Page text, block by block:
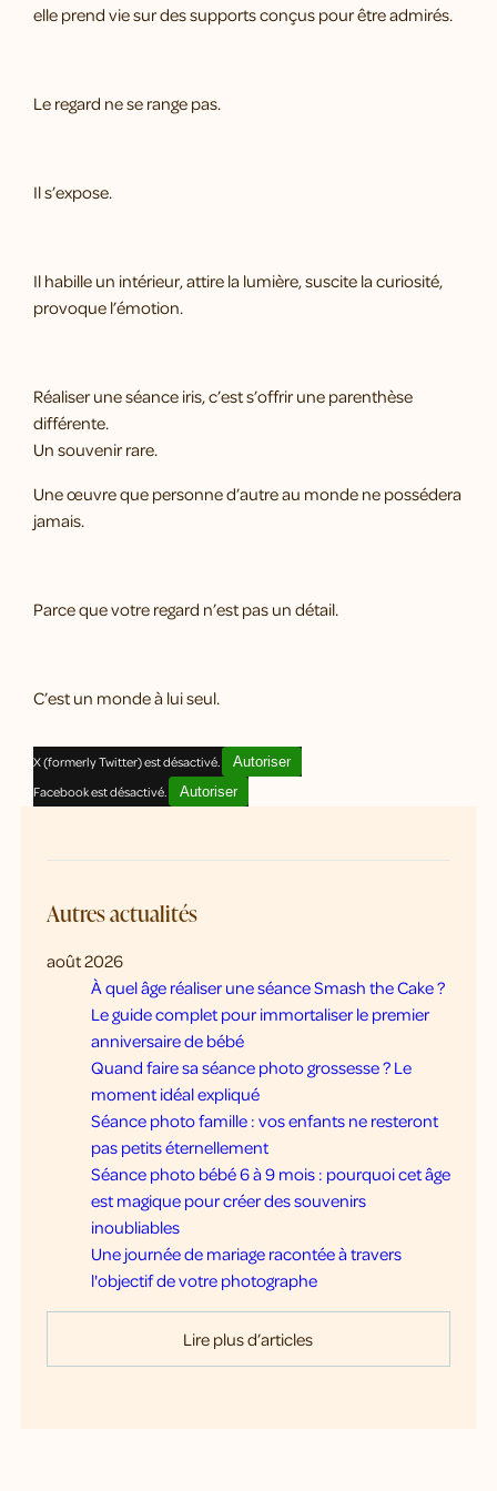
elle prend vie sur des supports conçus pour être admirés.
Le regard ne se range pas.
Il s’expose.
Il habille un intérieur, attire la lumière, suscite la curiosité,
provoque l’émotion.
Réaliser une séance iris, c’est s’offrir une parenthèse
différente.
Un souvenir rare.
Une œuvre que personne d’autre au monde ne possédera
jamais.
Parce que votre regard n’est pas un détail.
C’est un monde à lui seul.
X (formerly Twitter) est désactivé.
Autoriser
Facebook est désactivé.
Autoriser
Autres actualités
août 2026
À quel âge réaliser une séance Smash the Cake ?
Le guide complet pour immortaliser le premier
anniversaire de bébé
Quand faire sa séance photo grossesse ? Le
moment idéal expliqué
Séance photo famille : vos enfants ne resteront
pas petits éternellement
Séance photo bébé 6 à 9 mois : pourquoi cet âge
est magique pour créer des souvenirs
inoubliables
Une journée de mariage racontée à travers
l'objectif de votre photographe
Lire plus d’articles